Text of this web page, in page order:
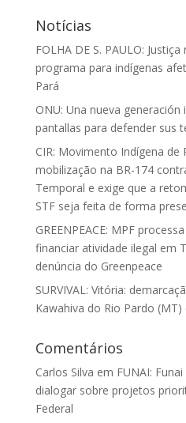
Notícias
FOLHA DE S. PAULO:
programa para indígenas
Pará
ONU: Una nueva generación
pantallas para defender sus
CIR: Movimento Indígena de
mobilização na BR-174
Temporal e exige que a
STF seja feita de forma
GREENPEACE: MPF
financiar atividade ilegal em
denúncia do Greenpeace
SURVIVAL: Vitória:
Kawahiva do Rio Pardo (MT)
Comentários
Carlos Silva em FUNAI:
dialogar sobre projetos
Federal